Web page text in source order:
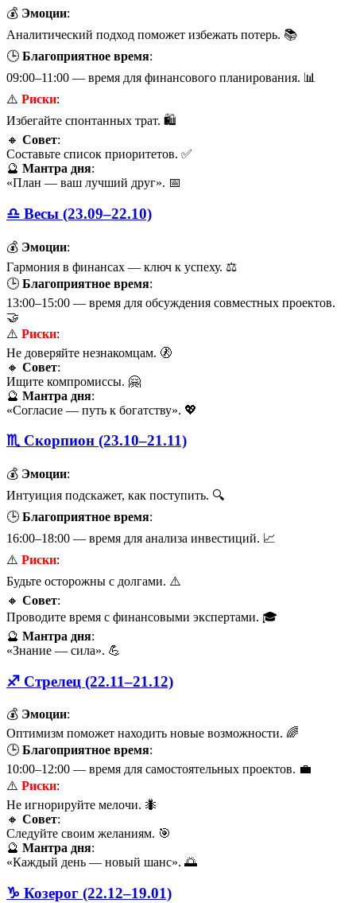
💰 Эмоции:
Аналитический подход поможет избежать потерь. 📚
🕒 Благоприятное время:
09:00–11:00 — время для финансового планирования. 📊
⚠️ Риски:
Избегайте спонтанных трат. 🛍️
🔸 Совет:
Составьте список приоритетов. ✅
🔮 Мантра дня:
«План — ваш лучший друг». 📅
♎ Весы (23.09–22.10)
💰 Эмоции:
Гармония в финансах — ключ к успеху. ⚖️
🕒 Благоприятное время:
13:00–15:00 — время для обсуждения совместных проектов.
🤝
⚠️ Риски:
Не доверяйте незнакомцам. 🚷
🔸 Совет:
Ищите компромиссы. 🤗
🔮 Мантра дня:
«Согласие — путь к богатству». 💖
♏ Скорпион (23.10–21.11)
💰 Эмоции:
Интуиция подскажет, как поступить. 🔍
🕒 Благоприятное время:
16:00–18:00 — время для анализа инвестиций. 📈
⚠️ Риски:
Будьте осторожны с долгами. ⚠️
🔸 Совет:
Проводите время с финансовыми экспертами. 🎓
🔮 Мантра дня:
«Знание — сила». 💪
♐ Стрелец (22.11–21.12)
💰 Эмоции:
Оптимизм поможет находить новые возможности. 🌈
🕒 Благоприятное время:
10:00–12:00 — время для самостоятельных проектов. 💼
⚠️ Риски:
Не игнорируйте мелочи. 🐜
🔸 Совет:
Следуйте своим желаниям. 🎯
🔮 Мантра дня:
«Каждый день — новый шанс». 🌅
♑ Козерог (22.12–19.01)